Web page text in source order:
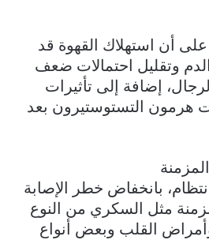
أن استهلاك القهوة قد
وتقليل احتمالات ضعف
إضافة إلى تأثيرات
هرمون التستوستيرون بعد
بانخفاض خطر الإصابة
مثل السكري من النوع
القلب وبعض أنواع